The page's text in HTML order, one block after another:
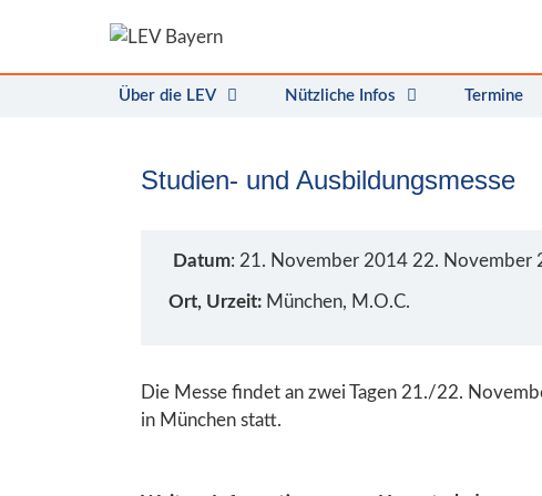
Über die LEV Nützliche Infos Termine
Studien- und Ausbildungsmesse
Datum: 21. November 2014 22. November
Ort, Urzeit: München, M.O.C.
Die Messe findet an zwei Tagen 21./22.
in München statt.